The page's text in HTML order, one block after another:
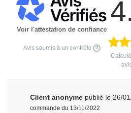
Voir l'attestation de confiance
Avis soumis à un contrôle
Client anonyme publié le 26/
commande du 13/11/2022